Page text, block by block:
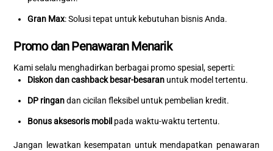
Gran Max: Solusi tepat untuk kebutuhan bisnis Anda.
Promo dan Penawaran Menarik
Kami selalu menghadirkan berbagai promo spesial, seperti:
Diskon dan cashback besar-besaranuntuk model tertentu.
DP ringandan cicilan fleksibel untuk pembelian kredit.
Bonus aksesoris mobilpada waktu-waktu tertentu.
Jangan lewatkan kesempatan untuk mendapatkan penawaran